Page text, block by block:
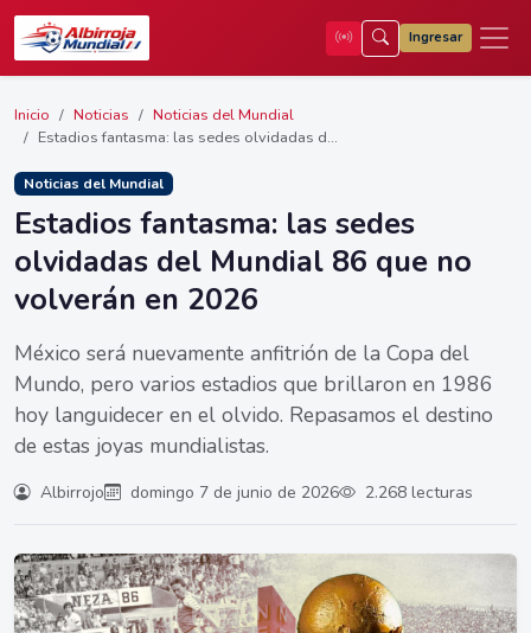
Ingresar
Inicio Noticias
Noticias del Mundial
Estadios fantasma: las sedes olvidadas d...
Noticias del Mundial
Estadios fantasma: las sedes
olvidadas del Mundial 86 que no
volverán en 2026
México será nuevamente anfitrión de la Copa del
Mundo, pero varios estadios que brillaron en 1986
hoy languidecer en el olvido. Repasamos el destino
de estas joyas mundialistas.
Albirrojo domingo 7 de junio de 2026 2.268 lecturas